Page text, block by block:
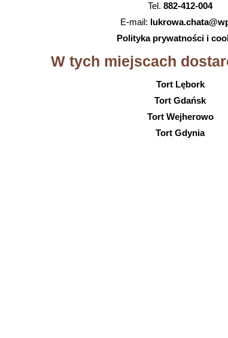
Tel.882-412-004
E-mail:
Polityka prywatności i
W tych miejscach
Tort Lębork
Tort Gdańsk
Tort Wejherowo
Tort Gdynia